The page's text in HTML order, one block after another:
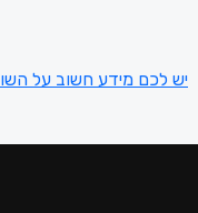
יש לכם מידע חשוב על